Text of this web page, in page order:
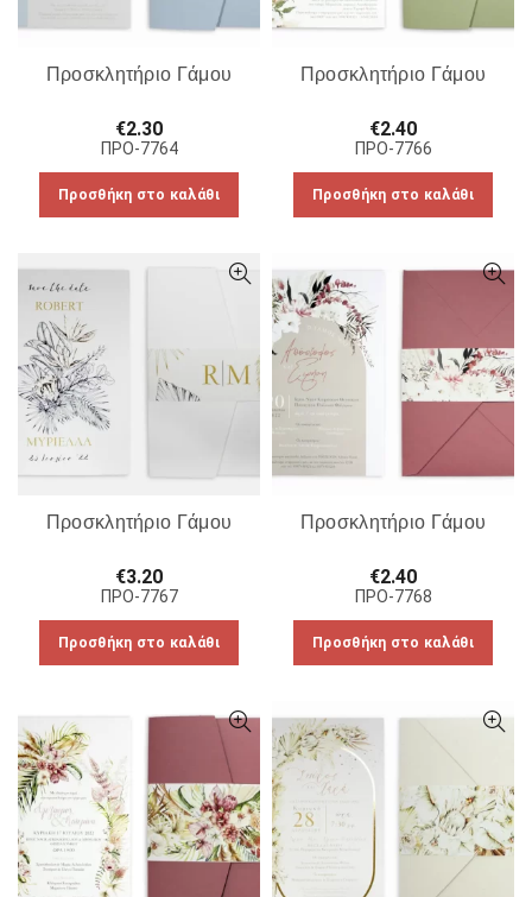
Προσκλητήριο Γάμου
€2.30
ΠΡΟ-7764
Προσθήκη στο καλάθι
Προσκλητήριο Γάμου
€2.40
ΠΡΟ-7766
Προσθήκη στο καλάθι
Προσκλητήριο Γάμου
€3.20
ΠΡΟ-7767
Προσθήκη στο καλάθι
Προσκλητήριο Γάμου
€2.40
ΠΡΟ-7768
Προσθήκη στο καλάθι